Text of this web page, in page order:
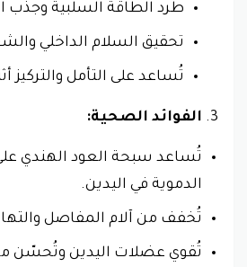
طرد الطاقة السلبية وجذب
تحقيق السلام الداخلي
تُساعد على التأمل والتركيز
الفوائد الصحية:
تُساعد سبحة العود الهندي
الدموية في اليدين.
تُخفف من آلام المفاصل
تُقوي عضلات اليدين وتُحسّن